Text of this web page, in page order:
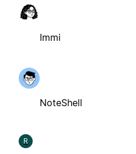
Immi
NoteShell
R